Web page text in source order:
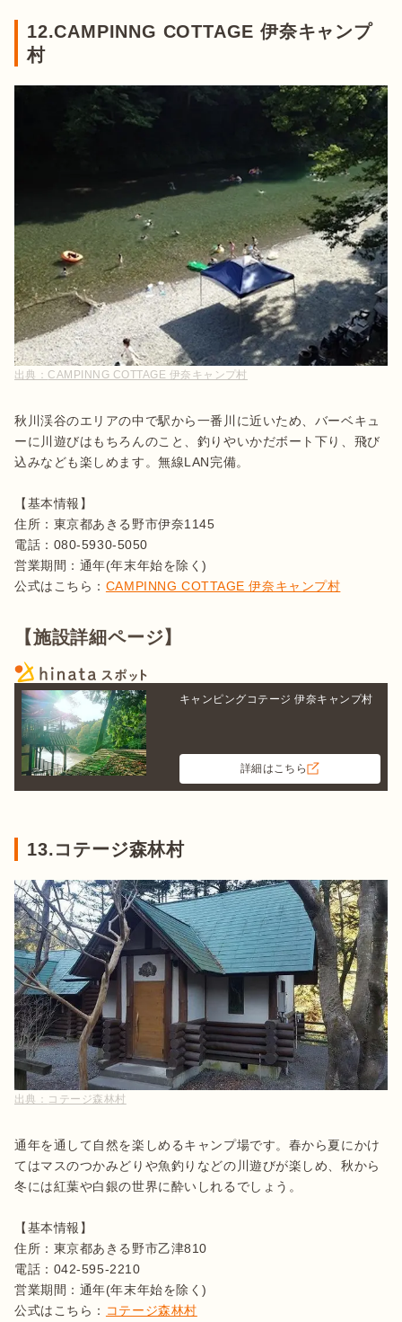
12.CAMPINNG COTTAGE 伊奈キャンプ
村
出典： CAMPINNG COTTAGE 伊奈キャンプ村
秋川渓谷のエリアの中で駅から一番川に近いため、バーベキュ
ーに川遊びはもちろんのこと、釣りやいかだボート下り、飛び
込みなども楽しめます。無線LAN完備。
【基本情報】
住所：東京都あきる野市伊奈1145
電話：080-5930-5050
営業期間：通年(年末年始を除く)
公式はこちら： CAMPINNG COTTAGE 伊奈キャンプ村
【施設詳細ページ】
キャンピングコテージ 伊奈キャンプ村
詳細はこちら
13.コテージ森林村
出典： コテージ森林村
通年を通して自然を楽しめるキャンプ場です。春から夏にかけ
てはマスのつかみどりや魚釣りなどの川遊びが楽しめ、秋から
冬には紅葉や白銀の世界に酔いしれるでしょう。
【基本情報】
住所：東京都あきる野市乙津810
電話：042-595-2210
営業期間：通年(年末年始を除く)
公式はこちら： コテージ森林村